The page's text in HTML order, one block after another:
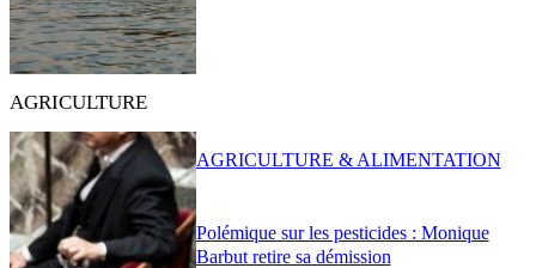
AGRICULTURE
Polémique sur les pesticides : Monique
Barbut retire sa démission
AGRICULTURE & ALIMENTATION